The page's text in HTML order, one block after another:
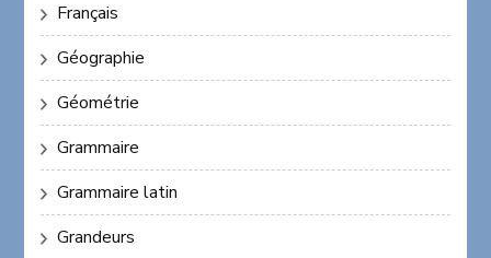
Français
Géographie
Géométrie
Grammaire
Grammaire latin
Grandeurs